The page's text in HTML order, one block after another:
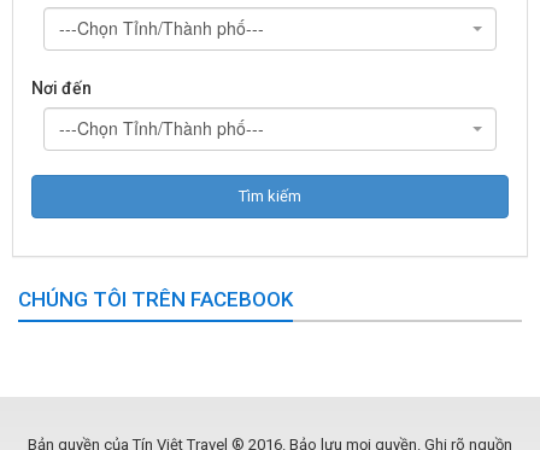
---Chọn Tỉnh/Thành phố---
Nơi đến
---Chọn Tỉnh/Thành phố---
CHÚNG TÔI TRÊN FACEBOOK
Bản quyền của Tín Việt Travel ® 2016. Bảo lưu mọi quyền. Ghi rõ nguồn